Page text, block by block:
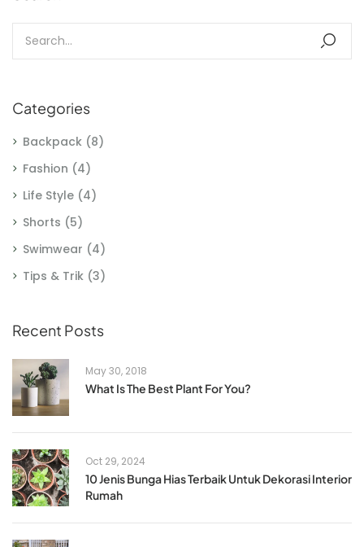
Categories
Backpack (8)
Fashion (4)
Life Style (4)
Shorts (5)
Swimwear (4)
Tips & Trik (3)
Recent Posts
May 30, 2018
What Is The Best Plant For You?
Oct 29, 2024
10 Jenis Bunga Hias Terbaik Untuk Dekorasi Interior
Rumah